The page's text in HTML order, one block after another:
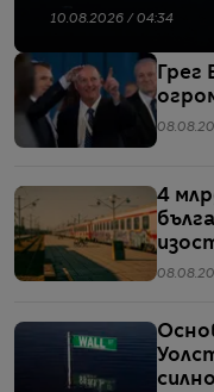
10.08.2026 / 04:34
Грег
4